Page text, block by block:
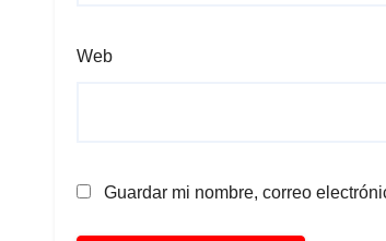
Web
Guardar mi nombre, correo